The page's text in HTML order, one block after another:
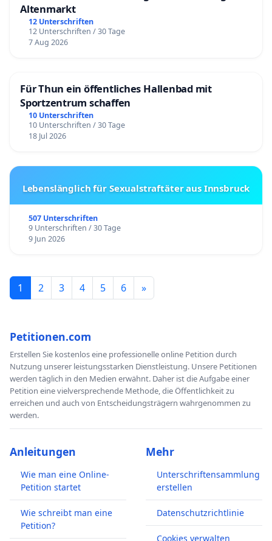
Altenmarkt
12 Unterschriften
12 Unterschriften / 30 Tage
7 Aug 2026
Für Thun ein öffentliches Hallenbad mit
Sportzentrum schaffen
10 Unterschriften
10 Unterschriften / 30 Tage
18 Jul 2026
Lebenslänglich für Sexualstraftäter aus Innsbruck
507 Unterschriften
9 Unterschriften / 30 Tage
9 Jun 2026
1 2 3 4 5 6 »
Petitionen.com
Erstellen Sie kostenlos eine professionelle online Petition durch
Nutzung unserer leistungsstarken Dienstleistung. Unsere Petitionen
werden täglich in den Medien erwähnt. Daher ist die Aufgabe einer
Petition eine vielversprechende Methode, die Öffentlichkeit zu
erreichen und auch von Entscheidungsträgern wahrgenommen zu
werden.
Anleitungen
Wie man eine Online-
Petition startet
Wie schreibt man eine
Petition?
Mehr
Unterschriftensammlung
erstellen
Datenschutzrichtlinie
Cookies verwalten